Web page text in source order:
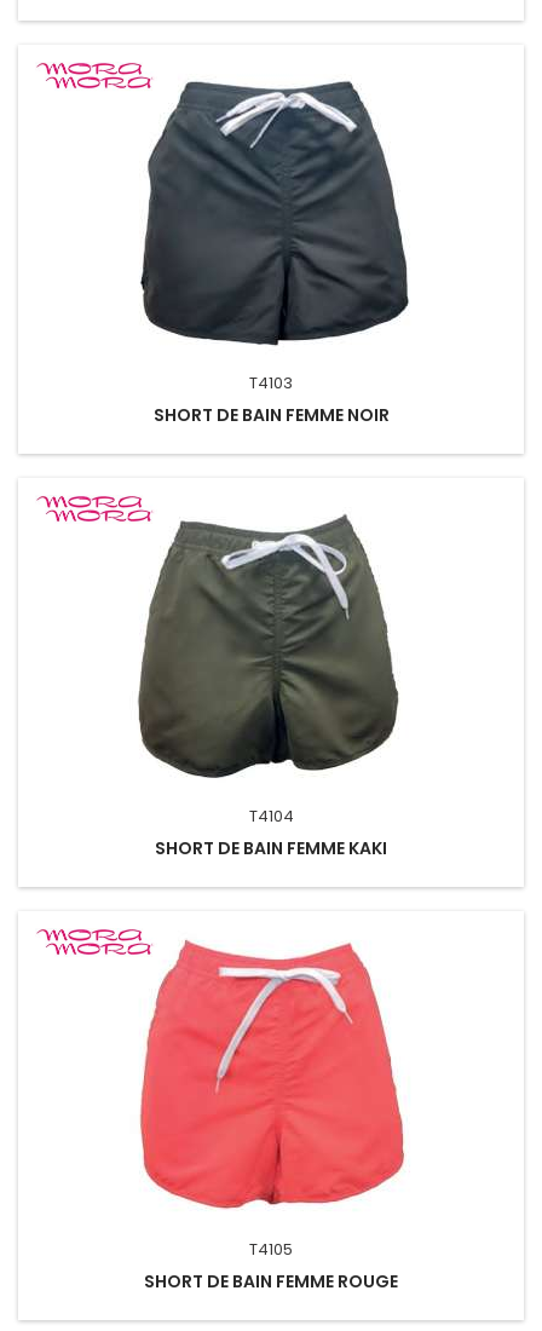
T4103
SHORT DE BAIN FEMME NOIR
T4104
SHORT DE BAIN FEMME KAKI
T4105
SHORT DE BAIN FEMME ROUGE